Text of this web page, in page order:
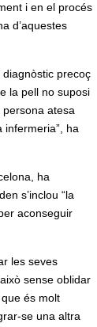
i en el procés
d’aquestes
precoç
la pell no suposi
persona atesa
infermeria”, ha
ha
s’inclou “la
aconseguir
les seves
sense oblidar
és molt
se una altra